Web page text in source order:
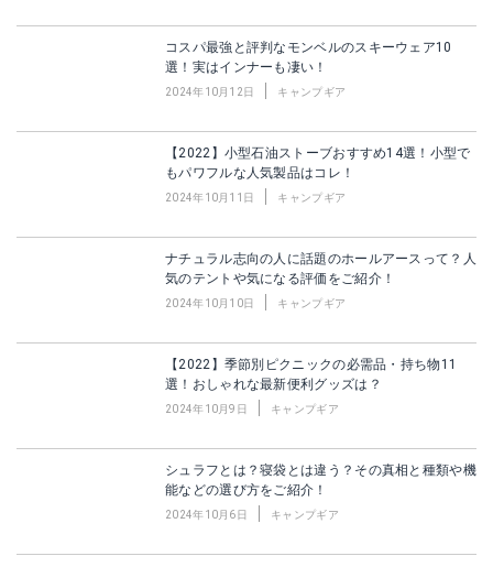
コスパ最強と評判なモンベルのスキーウェア10
選！実はインナーも凄い！
2024年10月12日 キャンプギア
【2022】小型石油ストーブおすすめ14選！小型で
もパワフルな人気製品はコレ！
2024年10月11日 キャンプギア
ナチュラル志向の人に話題のホールアースって？人
気のテントや気になる評価をご紹介！
2024年10月10日 キャンプギア
【2022】季節別ピクニックの必需品・持ち物11
選！おしゃれな最新便利グッズは？
2024年10月9日 キャンプギア
シュラフとは？寝袋とは違う？その真相と種類や機
能などの選び方をご紹介！
2024年10月6日 キャンプギア